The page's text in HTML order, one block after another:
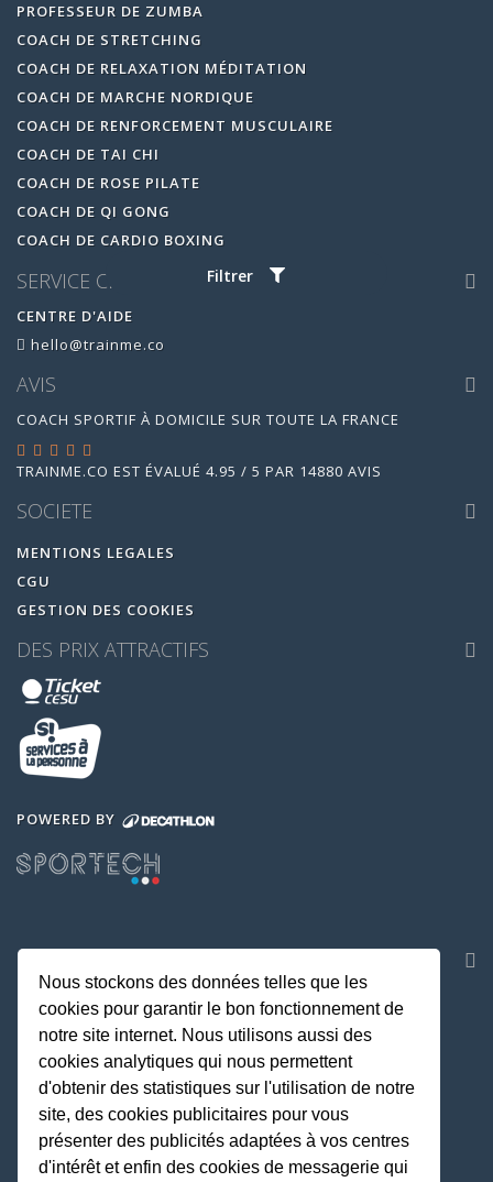
Filtrer
PROFESSEUR DE ZUMBA
COACH DE STRETCHING
COACH DE RELAXATION MÉDITATION
COACH DE MARCHE NORDIQUE
COACH DE RENFORCEMENT MUSCULAIRE
COACH DE TAI CHI
COACH DE ROSE PILATE
COACH DE QI GONG
COACH DE CARDIO BOXING
SERVICE CLIENT
CENTRE D'AIDE
hello@trainme.co
AVIS
COACH SPORTIF À DOMICILE SUR TOUTE LA FRANCE
TRAINME.CO EST ÉVALUÉ 4.95 / 5 PAR 14880 AVIS
SOCIETE
MENTIONS LEGALES
CGU
GESTION DES COOKIES
DES PRIX ATTRACTIFS
POWERED BY
Nous stockons des données telles que les
cookies pour garantir le bon fonctionnement de
notre site internet. Nous utilisons aussi des
cookies analytiques qui nous permettent
d'obtenir des statistiques sur l'utilisation de notre
site, des cookies publicitaires pour vous
présenter des publicités adaptées à vos centres
d'intérêt et enfin des cookies de messagerie qui